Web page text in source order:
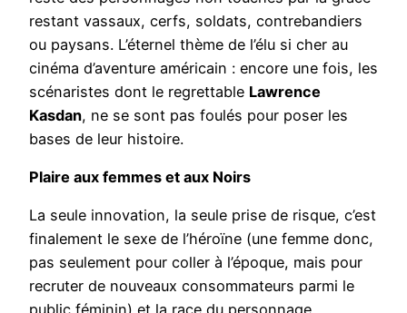
restant vassaux, cerfs, soldats, contrebandiers
ou paysans. L’éternel thème de l’élu si cher au
cinéma d’aventure américain : encore une fois, les
scénaristes dont le regrettable Lawrence
Kasdan, ne se sont pas foulés pour poser les
bases de leur histoire.
Plaire aux femmes et aux Noirs
La seule innovation, la seule prise de risque, c’est
finalement le sexe de l’héroïne (une femme donc,
pas seulement pour coller à l’époque, mais pour
recruter de nouveaux consommateurs parmi le